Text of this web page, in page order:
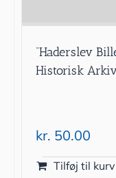
”Haderslev
Historisk
kr. 50.00
Tilføj til kurv